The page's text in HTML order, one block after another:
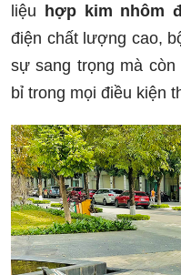
liệu
hợp kim nhôm
điện chất lượng cao,
sự sang trọng mà
bỉ trong mọi điều kiện